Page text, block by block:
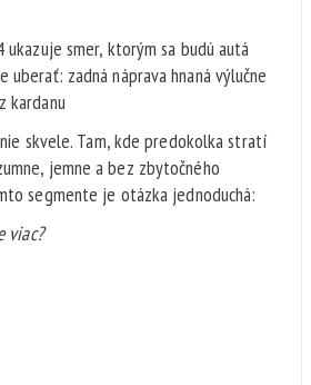
ukazuje smer, ktorým sa budú autá
uberať: zadná náprava hnaná výlučne
kardanu
skvele. Tam, kde predokolka stratí
jemne a bez zbytočného
segmente je otázka jednoduchá:
viac?